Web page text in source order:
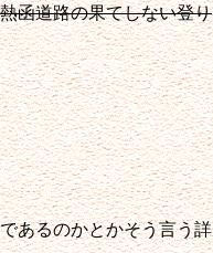
函道路の果てしない登り
あるのかとかそう言う詳